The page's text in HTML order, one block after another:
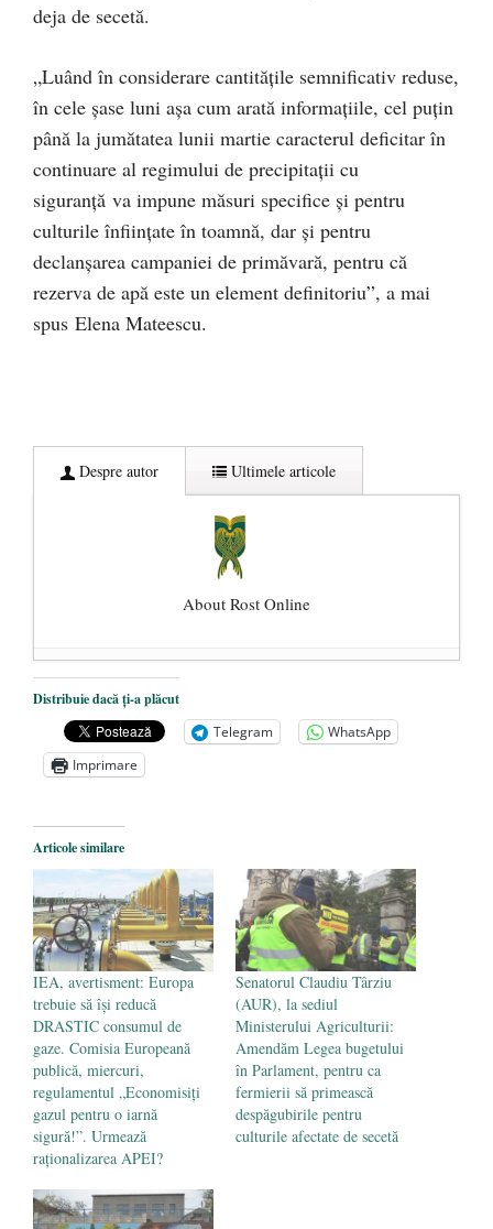
deja de secetă.
„Luând în considerare cantitățile semnificativ reduse,
în cele șase luni așa cum arată informațiile, cel puțin
până la jumătatea lunii martie caracterul deficitar în
continuare al regimului de precipitații cu
siguranță va impune măsuri specifice și pentru
culturile înființate în toamnă, dar și pentru
declanșarea campaniei de primăvară, pentru că
rezerva de apă este un element definitoriu”, a mai
spus Elena Mateescu.
Despre autor Ultimele articole
About Rost Online
Dezvăluiri cutremurătoare despre
președintele Ucrainei, Volodymyr
Zelensky
- 13 mai 2026
Statul care servește Națiunea
Legea Vexler produce efecte. Bustul
poetului Octavian Goga, înlăturat din Iași
- 16 aprilie 2026
Distribuie dacă ți-a plăcut
Telegram
WhatsApp
Imprimare
Articole similare
IEA, avertisment: Europa
trebuie să îşi reducă
DRASTIC consumul de
gaze. Comisia Europeană
publică, miercuri,
regulamentul „Economisiți
gazul pentru o iarnă
sigură!”. Urmează
raționalizarea APEI?
Senatorul Claudiu Târziu
(AUR), la sediul
Ministerului Agriculturii:
Amendăm Legea bugetului
în Parlament, pentru ca
fermierii să primească
despăgubirile pentru
culturile afectate de secetă